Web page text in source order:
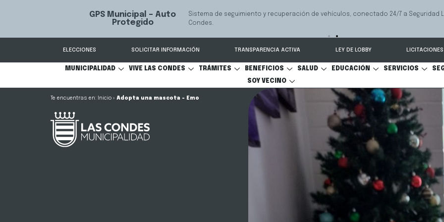
GPS Municipal – Auto
Protegido
Sistema de seguimiento y recuperación de vehículos, conectado 24/7 a Seguridad
Condes.
ELECCIONES SOLICITAR INFORMACIÓN TRANSPARENCIA ACTIVA LEY DE LOBBY LICITACIONES
MUNICIPALIDAD VIVE LAS CONDES TRÁMITES BENEFICIOS SALUD EDUCACIÓN SERVICIOS
SOY VECINO
Inicio » Adopta una mascota – Emo